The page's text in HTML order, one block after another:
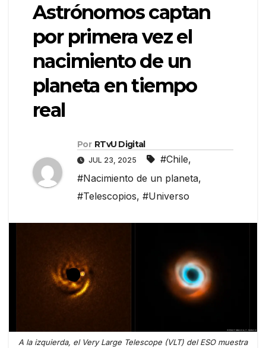
Astrónomos captan
por primera vez el
nacimiento de un
planeta en tiempo
real
Por RTvU Digital
JUL 23, 2025 #Chile,
#Nacimiento de un planeta,
#Telescopios, #Universo
A la izquierda, el Very Large Telescope (VLT) del ESO muestra